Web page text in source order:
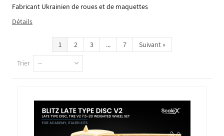
Fabricant Ukrainien de roues et de maquettes
Détails
1 2 3 ... 7 Suivant»
Trier --